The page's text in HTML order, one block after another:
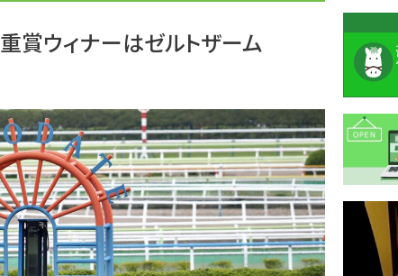
賞ウィナーはゼルトザーム